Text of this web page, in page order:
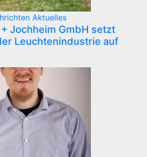
Aktuelles
Jochheim GmbH setzt
Leuchtenindustrie auf